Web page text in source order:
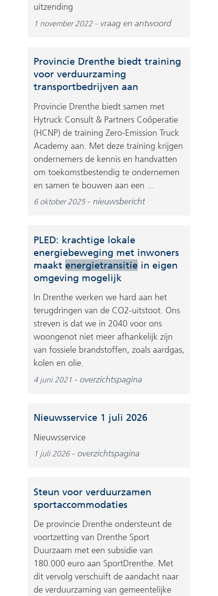
uitzending
1 november 2022 vraag en antwoord
Provincie Drenthe biedt training
voor verduurzaming
transportbedrijven aan
Provincie Drenthe biedt samen met
Hytruck Consult & Partners Coöperatie
(HCNP) de training Zero-Emission Truck
Academy aan. Met deze training krijgen
ondernemers de kennis en handvatten
om toekomstbestendig te ondernemen
en samen te bouwen aan een ...
6 oktober 2025 nieuwsbericht
PLED: krachtige lokale
energiebeweging met inwoners
maakt energietransitiein eigen
omgeving mogelijk
In Drenthe werken we hard aan het
terugdringen van de CO2-uitstoot. Ons
streven is dat we in 2040 voor ons
woongenot niet meer afhankelijk zijn
van fossiele brandstoffen, zoals aardgas,
kolen en olie.
4 juni 2021 overzichtspagina
Nieuwsservice 1 juli 2026
Nieuwsservice
1 juli 2026 overzichtspagina
Steun voor verduurzamen
sportaccommodaties
De provincie Drenthe ondersteunt de
voortzetting van Drenthe Sport
Duurzaam met een subsidie van
180.000 euro aan SportDrenthe. Met
dit vervolg verschuift de aandacht naar
de verduurzaming van gemeentelijke